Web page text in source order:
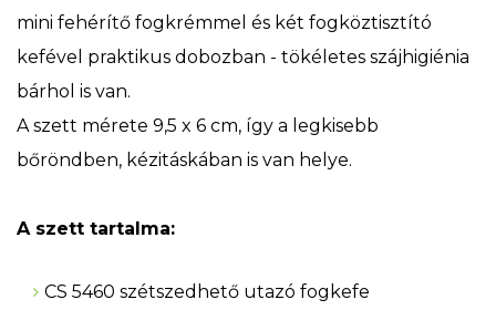
mini fehérítő fogkrémmel és két fogköztisztító
kefével praktikus dobozban - tökéletes szájhigiénia
bárhol is van.
A szett mérete 9,5 x 6 cm, így a legkisebb
bőröndben, kézitáskában is van helye.
A szett tartalma:
CS 5460 szétszedhető utazó fogkefe